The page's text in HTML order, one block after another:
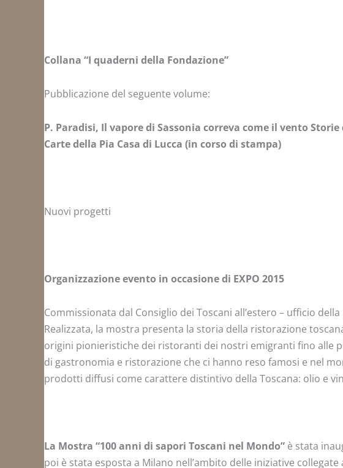
Collana “I quaderni della Fondazione”
Pubblicazione del seguente volume:
P. Paradisi, Il vapore di Sassonia correva come il vento
Carte della Pia Casa di Lucca (in corso di stampa)
Nuovi progetti
Organizzazione evento in occasione di EXPO 2015
Commissionata dal Consiglio dei Toscani all’estero – ufficio della
Realizzata, la mostra presenta la storia della ristorazione
origini pionieristiche dei ristoranti dei nostri emigranti fino alle
di gastronomia e ristorazione che ci hanno reso famosi e nel
prodotti diffusi come carattere distintivo della Toscana: olio e
La Mostra “100 anni di sapori Toscani nel Mondo” è stata
poi è stata esposta a Milano nell’ambito delle iniziative collegate